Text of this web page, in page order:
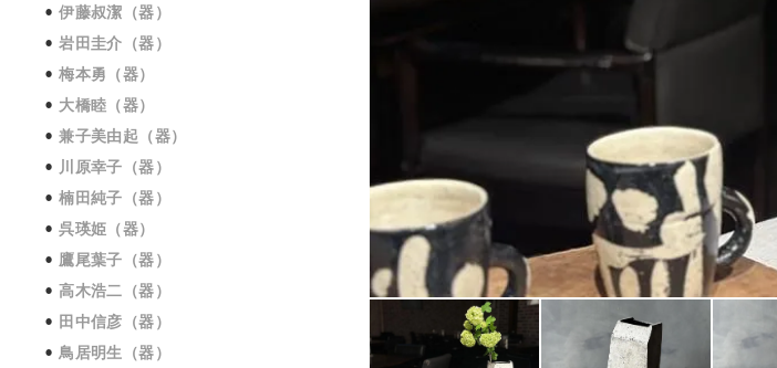
伊藤叔潔（器）
岩田圭介（器）
梅本勇（器）
大橋睦（器）
兼子美由起（器）
川原幸子（器）
楠田純子（器）
呉瑛姫（器）
鷹尾葉子（器）
高木浩二（器）
田中信彦（器）
鳥居明生（器）